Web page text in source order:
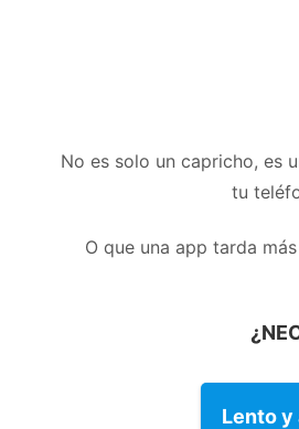
No es solo un capricho, es
tu
O que una app tarda
Lento y